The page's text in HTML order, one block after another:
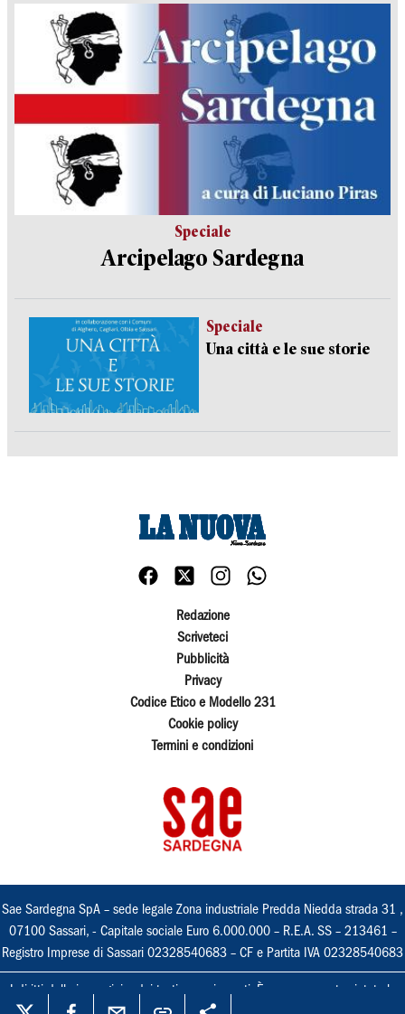
Speciale
Arcipelago Sardegna
Speciale
Una città e le sue storie
Redazione
Scriveteci
Pubblicità
Privacy
Codice Etico e Modello 231
Cookie policy
Termini e condizioni
Sae Sardegna SpA – sede legale Zona industriale Predda Niedda strada 31 ,
07100 Sassari, - Capitale sociale Euro 6.000.000 – R.E.A. SS – 213461 –
Registro Imprese di Sassari 02328540683 – CF e Partita IVA 02328540683
I diritti delle immagini e dei testi sono riservati. È espressamente vietata la